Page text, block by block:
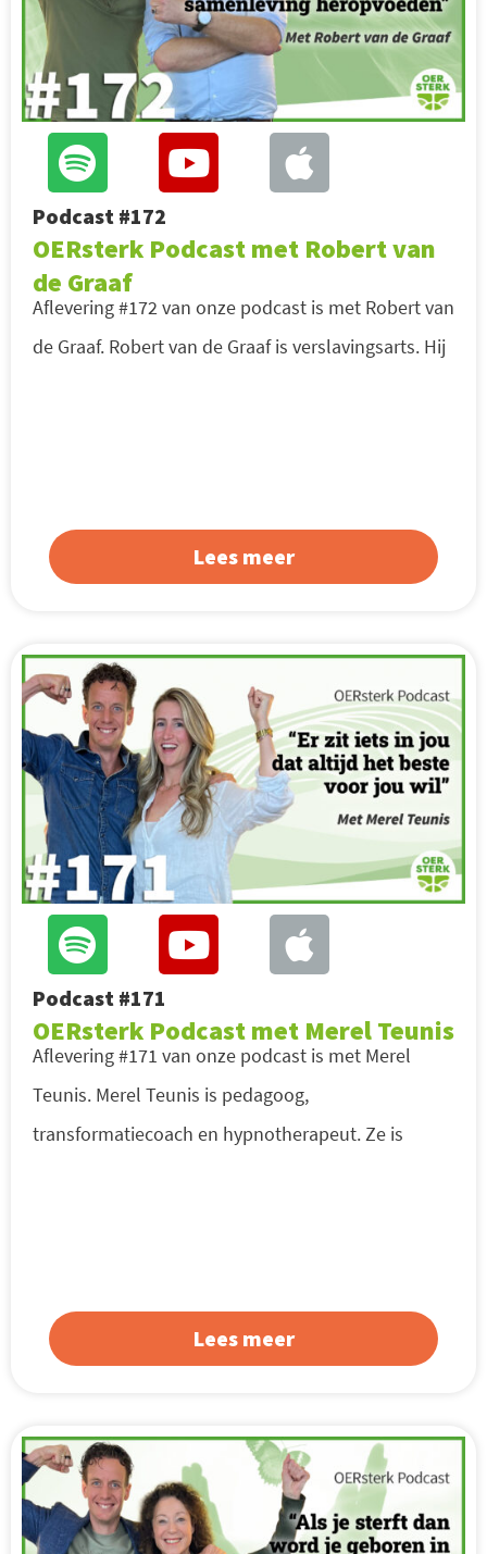
Podcast #172
OERsterk Podcast met Robert van
de Graaf
Aflevering #172 van onze podcast is met Robert van
de Graaf. Robert van de Graaf is verslavingsarts. Hij
Lees meer
Podcast #171
OERsterk Podcast met Merel Teunis
Aflevering #171 van onze podcast is met Merel
Teunis. Merel Teunis is pedagoog,
transformatiecoach en hypnotherapeut. Ze is
Lees meer